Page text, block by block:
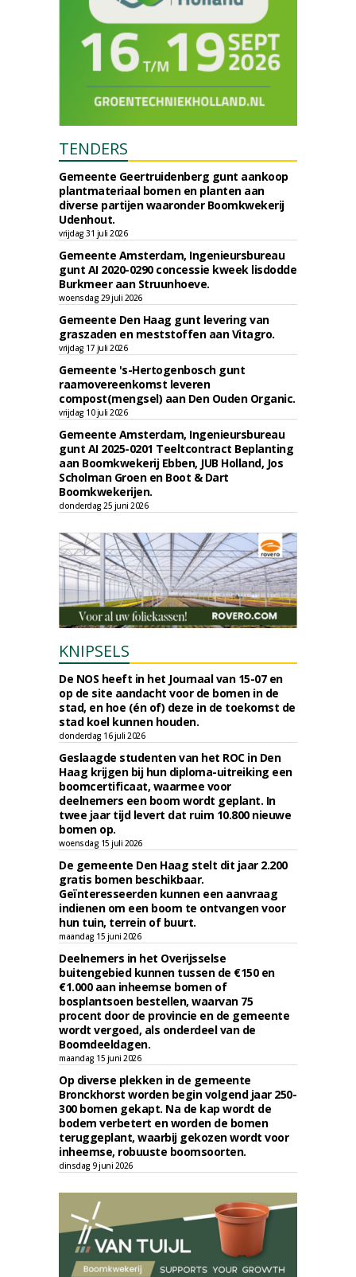
TENDERS
Gemeente Geertruidenberg gunt aankoop
plantmateriaal bomen en planten aan
diverse partijen waaronder Boomkwekerij
Udenhout.
vrijdag 31 juli 2026
Gemeente Amsterdam, Ingenieursbureau
gunt AI 2020-0290 concessie kweek lisdodde
Burkmeer aan Struunhoeve.
woensdag 29 juli 2026
Gemeente Den Haag gunt levering van
graszaden en meststoffen aan Vitagro.
vrijdag 17 juli 2026
Gemeente 's-Hertogenbosch gunt
raamovereenkomst leveren
compost(mengsel) aan Den Ouden Organic.
vrijdag 10 juli 2026
Gemeente Amsterdam, Ingenieursbureau
gunt AI 2025-0201 Teeltcontract Beplanting
aan Boomkwekerij Ebben, JUB Holland, Jos
Scholman Groen en Boot & Dart
Boomkwekerijen.
donderdag 25 juni 2026
KNIPSELS
De NOS heeft in het Journaal van 15-07 en
op de site aandacht voor de bomen in de
stad, en hoe (én of) deze in de toekomst de
stad koel kunnen houden.
donderdag 16 juli 2026
Geslaagde studenten van het ROC in Den
Haag krijgen bij hun diploma-uitreiking een
boomcertificaat, waarmee voor
deelnemers een boom wordt geplant. In
twee jaar tijd levert dat ruim 10.800 nieuwe
bomen op.
woensdag 15 juli 2026
De gemeente Den Haag stelt dit jaar 2.200
gratis bomen beschikbaar.
Geïnteresseerden kunnen een aanvraag
indienen om een boom te ontvangen voor
hun tuin, terrein of buurt.
maandag 15 juni 2026
Deelnemers in het Overijsselse
buitengebied kunnen tussen de €150 en
€1.000 aan inheemse bomen of
bosplantsoen bestellen, waarvan 75
procent door de provincie en de gemeente
wordt vergoed, als onderdeel van de
Boomdeeldagen.
maandag 15 juni 2026
Op diverse plekken in de gemeente
Bronckhorst worden begin volgend jaar 250-
300 bomen gekapt. Na de kap wordt de
bodem verbetert en worden de bomen
teruggeplant, waarbij gekozen wordt voor
inheemse, robuuste boomsoorten.
dinsdag 9 juni 2026